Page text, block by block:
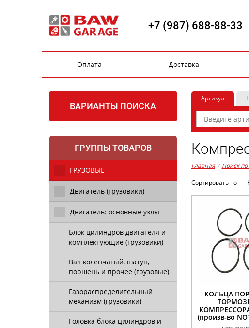
+7 (987) 688-88-33
Оплата Доставка
ВАРИАНТЫ ПОИСКА
ГРУППЫ ТОВАРОВ
ГРУЗОВЫЕ
Двигатель (грузовики)
Двигатель: основные узлы
Блок цилиндров двигателя и
комплектующие (грузовики)
Вал коленчатый, шатун,
поршень и прочее (грузовые)
Газораспределительный
механизм (грузовики)
Головка блока цилиндров и
Артикул
Главная / Поиск по
Сортировать по
КОЛЬЦА
КОМПРЕССОРА
(произв-во